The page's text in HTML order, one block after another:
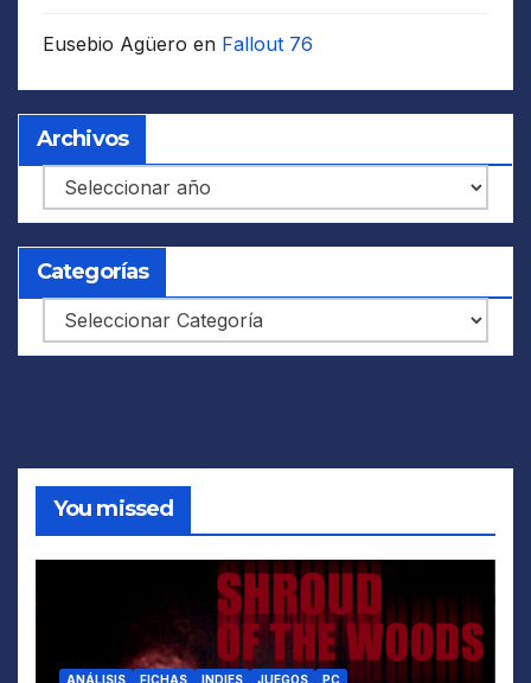
Eusebio Agüero en Fallout 76
Archivos
Archivos
Categorías
Categorías
You missed
ANÁLISIS FICHAS INDIES JUEGOS PC